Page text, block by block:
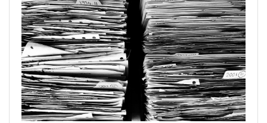
Company
Supporto
Contatti